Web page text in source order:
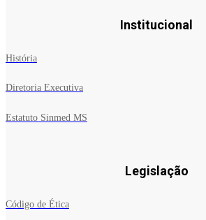
Institucional
História
Diretoria Executiva
Estatuto Sinmed MS
Legislação
Código de Ética